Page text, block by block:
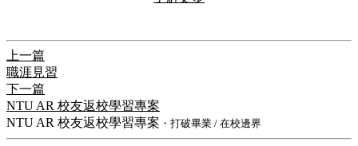
上一篇
職涯見習
下一篇
NTU AR 校友返校學習專案
NTU AR 校友返校學習專案 ・打破畢業 / 在校邊界